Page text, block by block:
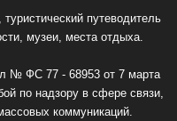
путеводитель
музеи, места отдыха.
№ ФС 77 - 68953 от 7 марта
по надзору в сфере связи,
коммуникаций.